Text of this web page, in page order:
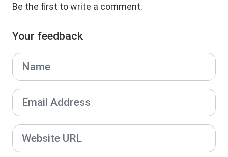
Be the first to write a comment.
Your feedback